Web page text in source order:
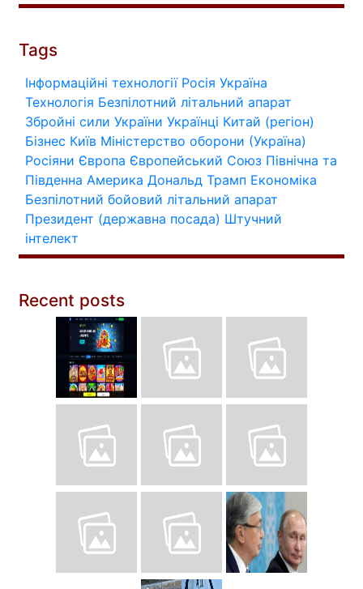
Tags
Інформаційні технології Росія Україна
Технологія Безпілотний літальний апарат
Збройні сили України Українці Китай (регіон)
Бізнес Київ Міністерство оборони (Україна)
Росіяни Європа Європейський Союз Північна та
Південна Америка Дональд Трамп Економіка
Безпілотний бойовий літальний апарат
Президент (державна посада) Штучний
інтелект
Recent posts